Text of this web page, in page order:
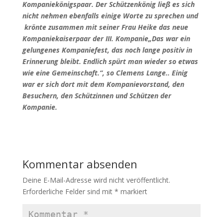
Kompaniekönigspaar. Der Schützenkönig ließ es sich
nicht nehmen ebenfalls einige Worte zu sprechen und
krönte zusammen mit seiner Frau Heike das neue
Kompaniekaiserpaar der III. Kompanie„Das war ein
gelungenes Kompaniefest, das noch lange positiv in
Erinnerung bleibt. Endlich spürt man wieder so etwas
wie eine Gemeinschaft.“, so Clemens Lange.. Einig
war er sich dort mit dem Kompanievorstand, den
Besuchern, den Schützinnen und Schützen der
Kompanie.
Kommentar absenden
Deine E-Mail-Adresse wird nicht veröffentlicht.
Erforderliche Felder sind mit * markiert